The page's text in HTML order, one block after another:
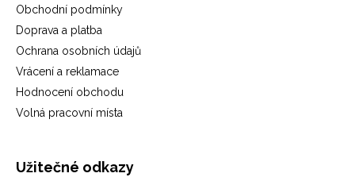
Obchodní podmínky
Doprava a platba
Ochrana osobních údajů
Vrácení a reklamace
Hodnocení obchodu
Volná pracovní místa
Užitečné odkazy